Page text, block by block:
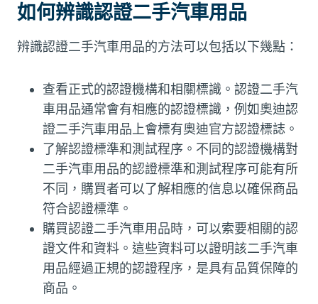
如何辨識認證二手汽車用品
辨識認證二手汽車用品的方法可以包括以下幾點：
查看正式的認證機構和相關標識。認證二手汽
車用品通常會有相應的認證標識，例如奧迪認
證二手汽車用品上會標有奧迪官方認證標誌。
了解認證標準和測試程序。不同的認證機構對
二手汽車用品的認證標準和測試程序可能有所
不同，購買者可以了解相應的信息以確保商品
符合認證標準。
購買認證二手汽車用品時，可以索要相關的認
證文件和資料。這些資料可以證明該二手汽車
用品經過正規的認證程序，是具有品質保障的
商品。